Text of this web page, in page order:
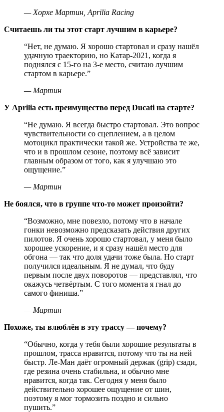
— Хорхе Мартин, Aprilia Racing
Считаешь ли ты этот старт лучшим в карьере?
“Нет, не думаю. Я хорошо стартовал и сразу нашёл
удачную траекторию, но Катар-2021, когда я
поднялся с 15-го на 3-е место, считаю лучшим
стартом в карьере.”
— Мартин
У Aprilia есть преимущество перед Ducati на старте?
“Не думаю. Я всегда быстро стартовал. Это вопрос
чувствительности со сцеплением, а в целом
мотоцикл практически такой же. Устройства те же,
что и в прошлом сезоне, поэтому всё зависит
главным образом от того, как я улучшаю это
ощущение.”
— Мартин
Не боялся, что в группе что-то может произойти?
“Возможно, мне повезло, потому что в начале
гонки невозможно предсказать действия других
пилотов. Я очень хорошо стартовал, у меня было
хорошее ускорение, и я сразу нашёл место для
обгона — так что доля удачи тоже была. Но старт
получился идеальным. Я не думал, что буду
первым после двух поворотов — представлял, что
окажусь четвёртым. С того момента я гнал до
самого финиша.”
— Мартин
Похоже, ты влюблён в эту трассу — почему?
“Обычно, когда у тебя были хорошие результаты в
прошлом, трасса нравится, потому что ты на ней
быстр. Ле-Ман даёт огромный держак (grip) сзади,
где резина очень стабильна, и обычно мне
нравится, когда так. Сегодня у меня было
действительно хорошее ощущение от шин,
поэтому я мог тормозить поздно и сильно
пушить.”